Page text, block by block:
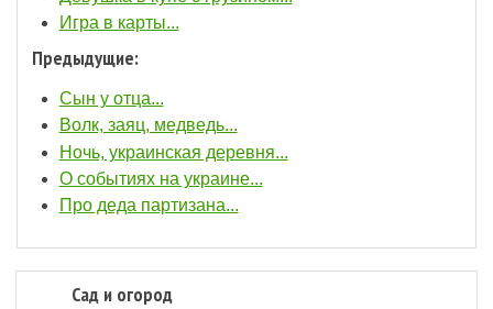
Игра в карты...
Предыдущие:
Сын у отца...
Волк, заяц, медведь...
Ночь, украинская деревня...
О событиях на украине...
Про деда партизана...
Сад и огород